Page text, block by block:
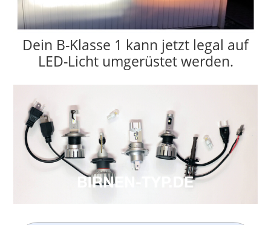
Dein B-Klasse 1 kann jetzt legal auf
LED-Licht umgerüstet werden.